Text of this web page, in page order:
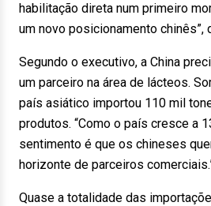
habilitação direta num primeiro
um novo posicionamento chinês”,
Segundo o executivo, a China
um parceiro na área de lácteos.
país asiático importou 110 mil
produtos. “Como o país cresce a
sentimento é que os chineses
horizonte de parceiros
Quase a totalidade das